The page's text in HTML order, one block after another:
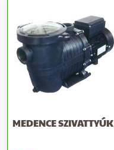
MEDENCE SZIVATTYÚK